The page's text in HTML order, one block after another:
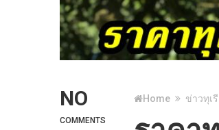
NO
COMMENTS
Home ข่าวทุเ